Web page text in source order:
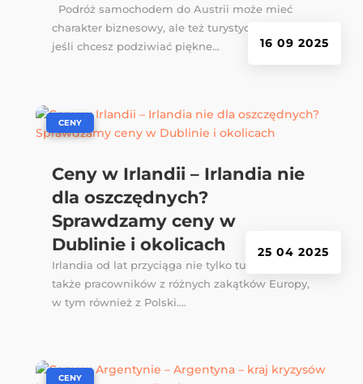
16 09 2025
Podróż samochodem do Austrii może mieć
charakter biznesowy, ale też turystyczny, np.
jeśli chcesz podziwiać piękne...
Ceny w Irlandii – Irlandia nie
dla oszczędnych?
Sprawdzamy ceny w
Dublinie i okolicach
25 04 2025
CENY
Irlandia od lat przyciąga nie tylko turystów, ale
także pracowników z różnych zakątków Europy,
w tym również z Polski....
CENY